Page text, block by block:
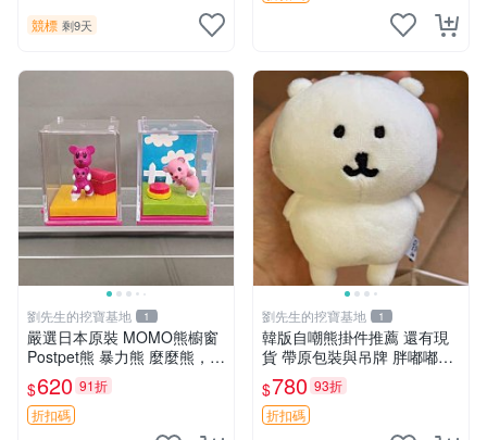
競標 剩9天
劉先生的挖寶基地 1
嚴選日本原裝 MOMO熊櫥窗
Postpet熊 暴力熊 麼麼熊，實
物精緻收藏無損，二手誠意出
售 暴力熊 MOMO熊 日本版
櫥趣熊熊偶
$620 91折
折扣碼
劉先生的挖寶基地 1
韓版自嘲熊掛件推薦 還有現
貨 帶原包裝與吊牌 胖嘟嘟超
可愛 毛絨手感佳 小熊掛件 自
嘲抱枕 小熊抱枕
$780 93折
折扣碼